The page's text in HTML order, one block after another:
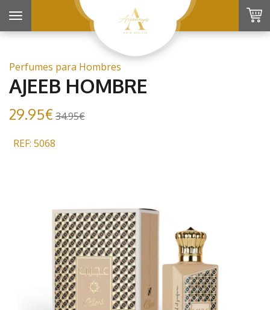
Toggle
navigation
Perfumes para Hombres
AJEEB HOMBRE
29.95€ 34.95€
REF: 5068